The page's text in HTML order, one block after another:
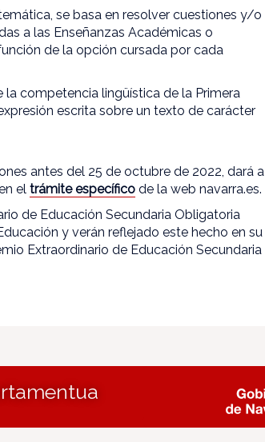
se basa en resolver cuestiones y/o
a las Enseñanzas Académicas o
de la opción cursada por cada
la competencia lingüística de la Primera
escrita sobre un texto de carácter
antes del 25 de octubre de 2022, dará a
eltrámite específico de la web navarra.es.
de Educación Secundaria Obligatoria
y verán reflejado este hecho en su
Extraordinario de Educación Secundaria